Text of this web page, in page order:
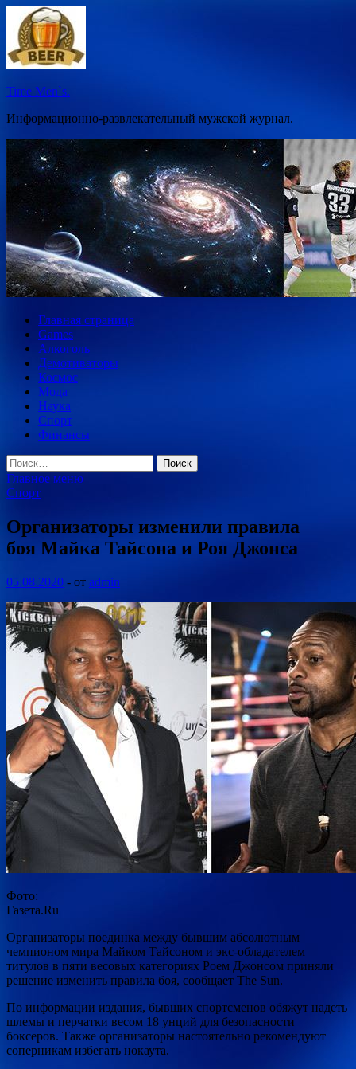
Перейти
содержимому
Time Men`s.
Информационно-развлекательный мужской журнал.
Главная страница
Games
Алкоголь
Демотиваторы
Космос
Мода
Наука
Спорт
Финансы
Найти:
Главное меню
Спорт
Организаторы изменили правила
боя Майка Тайсона и Роя Джонса
05.08.2020 - от admin
Фото:
Газета.Ru
Организаторы поединка между бывшим абсолютным
чемпионом мира Майком Тайсоном и экс-обладателем
титулов в пяти весовых категориях Роем Джонсом приняли
решение изменить правила боя, сообщает The Sun.
По информации издания, бывших спортсменов обяжут надеть
шлемы и перчатки весом 18 унций для безопасности
боксеров. Также организаторы настоятельно рекомендуют
соперникам избегать нокаута.